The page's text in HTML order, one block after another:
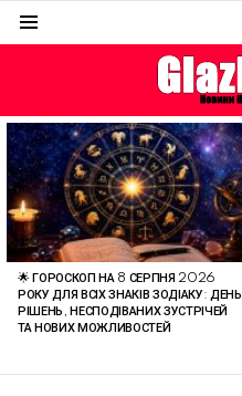
ОСТАННІ
СТАТТІ
🌟 ГОРОСКОП НА 8 СЕРПНЯ 2026
РОКУ ДЛЯ ВСІХ ЗНАКІВ ЗОДІАКУ: ДЕНЬ
РІШЕНЬ, НЕСПОДІВАНИХ ЗУСТРІЧЕЙ
ТА НОВИХ МОЖЛИВОСТЕЙ